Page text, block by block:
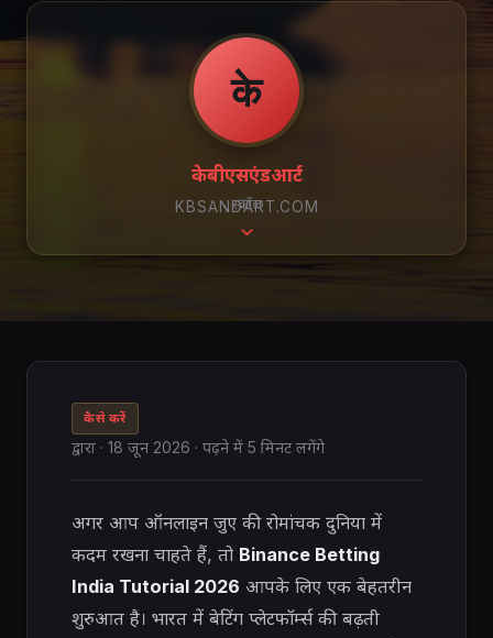
के
केबीएसएंडआर्ट
KBSANDART.COM
स्क्रॉल
कैसे करें
द्वारा · 18 जून 2026 · पढ़ने में 5 मिनट लगेंगे
अगर आप ऑनलाइन जुए की रोमांचक दुनिया में
कदम रखना चाहते हैं, तो Binance Betting
India Tutorial 2026 आपके लिए एक बेहतरीन
शुरुआत है। भारत में बेटिंग प्लेटफॉर्म्स की बढ़ती